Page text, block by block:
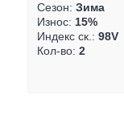
Сезон: Зима
Износ: 15%
Индекс ск.: 98V
Кол-во: 2